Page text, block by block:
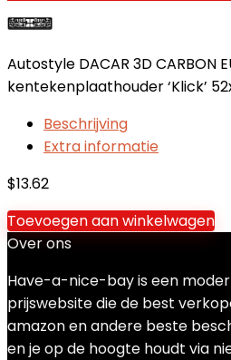
Autostyle DACAR 3D CARBON
kentekenplaathouder ‘Klick’
Beschrijving
Extra informatie
$13.62
Toevoegen aan winkelwagen
Over ons
Have-a-nice-bay is een
prijswebsite die de best
amazon en andere beste
en je op de hoogte houdt via